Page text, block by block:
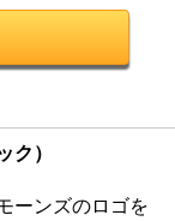
ク）
ーンズのロゴを